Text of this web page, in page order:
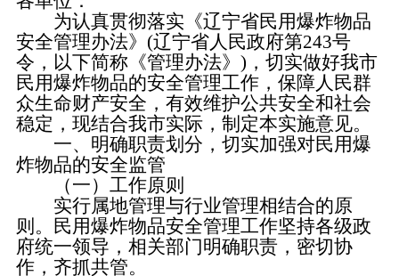
为认真贯彻落实《辽宁省民用爆炸物品
安全管理办法》 (辽宁省人民政府第243号
令，以下简称《管理办法》)，切实做好我市
民用爆炸物品的安全管理工作，保障人民群
众生命财产安全，有效维护公共安全和社会
稳定，现结合我市实际，制定本实施意见。
一、明确职责划分，切实加强对民用爆
炸物品的安全监管
（一）工作原则
实行属地管理与行业管理相结合的原
则。民用爆炸物品安全管理工作坚持各级政
府统一领导，相关部门明确职责，密切协
作，齐抓共管。